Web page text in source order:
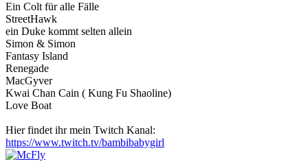
Ein Colt für alle Fälle
StreetHawk
ein Duke kommt selten allein
Simon & Simon
Fantasy Island
Renegade
MacGyver
Kwai Chan Cain ( Kung Fu Shaoline)
Love Boat
Hier findet ihr mein Twitch Kanal:
https://www.twitch.tv/bambibabygirl